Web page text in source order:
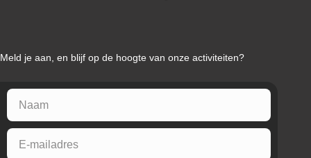
Meld je aan, en blijf op de hoogte van onze activiteiten?